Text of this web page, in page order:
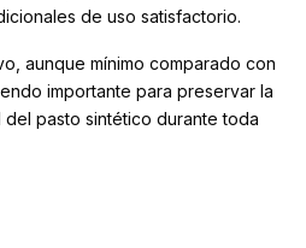
de uso satisfactorio.
aunque mínimo comparado con
importante para preservar la
pasto sintético durante toda